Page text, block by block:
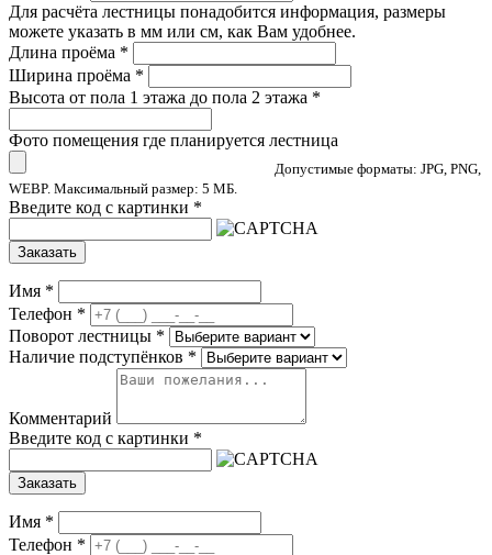
Для расчёта лестницы понадобится информация, размеры
можете указать в мм или см, как Вам удобнее.
Длина проёма *
Ширина проёма *
Высота от пола 1 этажа до пола 2 этажа *
Фото помещения где планируется лестница
Допустимые форматы: JPG, PNG,
WEBP. Максимальный размер: 5 МБ.
Введите код с картинки *
Заказать
Имя *
Телефон *
Поворот лестницы *
Наличие подступёнков *
Комментарий
Введите код с картинки *
Заказать
Имя *
Телефон *